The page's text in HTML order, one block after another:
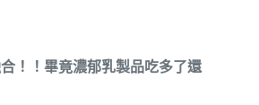
！！畢竟濃郁乳製品吃多了還